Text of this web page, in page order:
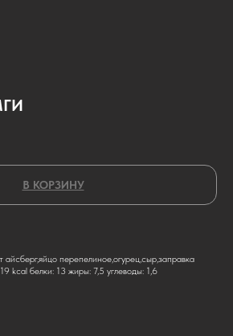
В КОРЗИНУ
айсберг,яйцо перепелиное,огурец,сыр,заправка
kcal белки: 13 жиры: 7,5 углеводы: 1,6